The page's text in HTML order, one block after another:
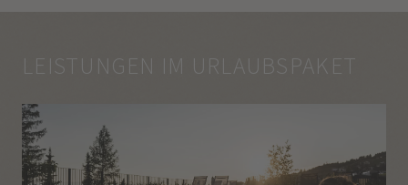
LEISTUNGEN IM URLAUBSPAKET